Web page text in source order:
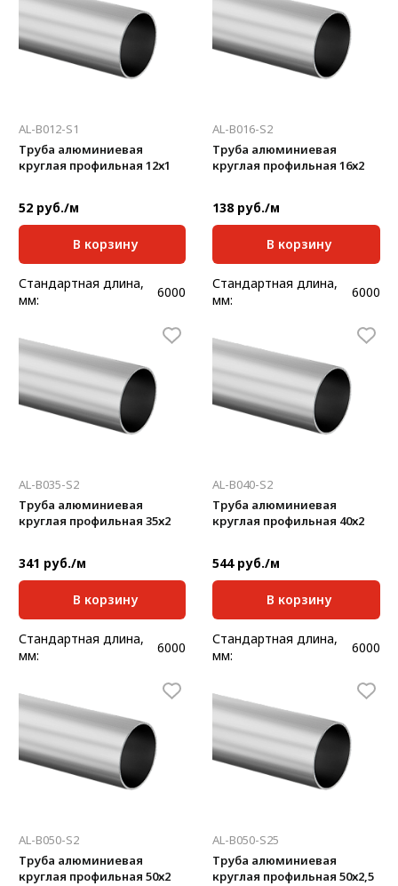
AL-B012-S1
Труба алюминиевая
круглая профильная 12х1
52 руб./м
В корзину
Стандартная длина,
мм:
6000
Толщина, мм:
1
AL-B016-S2
Труба алюминиевая
круглая профильная 16х2
138 руб./м
В корзину
Стандартная длина,
мм:
6000
Толщина, мм:
2
AL-B035-S2
Труба алюминиевая
круглая профильная 35х2
341 руб./м
В корзину
Стандартная длина,
мм:
6000
Толщина, мм:
2
AL-B040-S2
Труба алюминиевая
круглая профильная 40х2
544 руб./м
В корзину
Стандартная длина,
мм:
6000
Толщина, мм:
2
AL-B050-S2
Труба алюминиевая
круглая профильная 50х2
AL-B050-S25
Труба алюминиевая
круглая профильная 50х2,5